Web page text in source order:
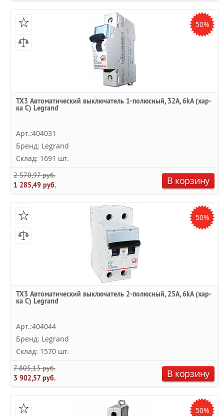
50%
TX3 Автоматический выключатель 1-полюсный, 32А, 6kА (хар-
ка C) Legrand
Арт.:404031
Бренд: Legrand
Склад: 1691 шт.
2 570,97 руб.
1 285,49 руб.
В корзину
50%
TX3 Автоматический выключатель 2-полюсный, 25А, 6kА (хар-
ка C) Legrand
Арт.:404044
Бренд: Legrand
Склад: 1570 шт.
7 805,13 руб.
3 902,57 руб.
В корзину
50%